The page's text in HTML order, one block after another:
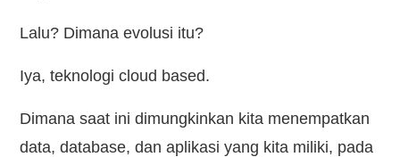
Lalu? Dimana evolusi itu?
Iya, teknologi cloud based.
Dimana saat ini dimungkinkan kita menempatkan
data, database, dan aplikasi yang kita miliki, pada